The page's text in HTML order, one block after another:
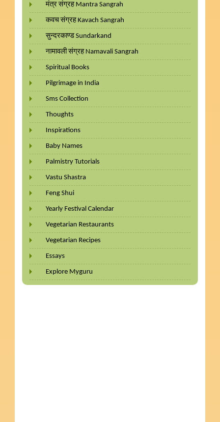
मंत्र संग्रह Mantra Sangrah
कवच संग्रह Kavach Sangrah
सुन्दरकाण्ड Sundarkand
नामावली संग्रह Namavali Sangrah
Spiritual Books
Pilgrimage in India
Sms Collection
Thoughts
Inspirations
Baby Names
Palmistry Tutorials
Vastu Shastra
Feng Shui
Yearly Festival Calendar
Vegetarian Restaurants
Vegetarian Recipes
Essays
Explore Myguru